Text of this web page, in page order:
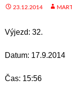
23.12.2014
Výjezd: 32.
Datum: 17.9.2014
Čas: 15:56